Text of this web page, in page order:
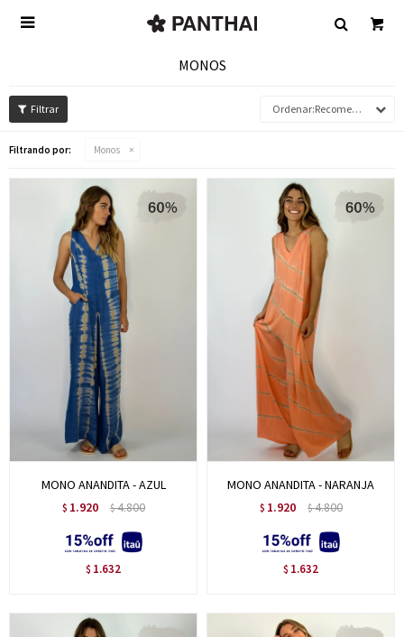

MONOS
Recomendados
Filtrando por: Monos
MONO ANANDITA - AZUL
$ 1.920 $4.800
$ 1.632
MONO ANANDITA - NARANJA
$ 1.920 $4.800
$ 1.632